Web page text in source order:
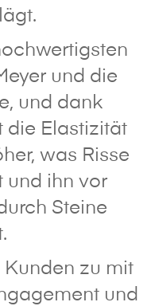
und die
und dank
die Elastizität
was Risse
und ihn vor
Steine
zu mit
und